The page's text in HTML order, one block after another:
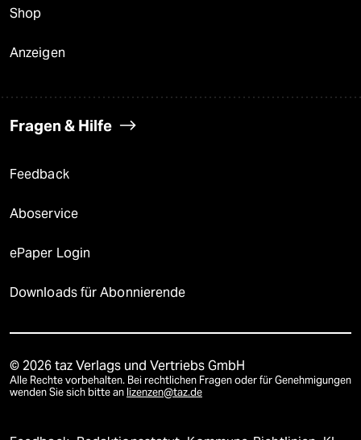
Shop
Anzeigen
Fragen & Hilfe
Feedback
Aboservice
ePaper Login
Downloads für Abonnierende
© 2026 taz Verlags und Vertriebs GmbH
Alle Rechte vorbehalten. Bei rechtlichen Fragen oder für Genehmigungen
wenden Sie sich bitte an lizenzen@taz.de